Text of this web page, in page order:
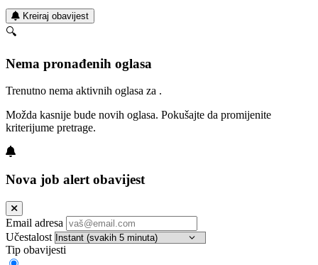
Kreiraj obavijest
🔍
Nema pronađenih oglasa
Trenutno nema aktivnih oglasa za .
Možda kasnije bude novih oglasa. Pokušajte da promijenite
kriterijume pretrage.
Nova job alert obavijest
Email adresa
Učestalost
Tip obavijesti